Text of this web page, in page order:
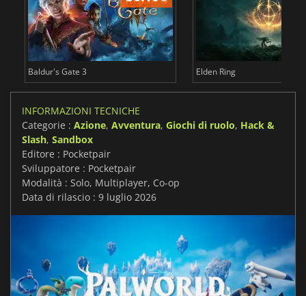
Baldur's Gate 3 Elden Ring
INFORMAZIONI TECNICHE
Categorie : Azione, Avventura, Giochi di ruolo, Hack &
Slash, Sandbox
Editore : Pocketpair
Sviluppatore : Pocketpair
Modalità : Solo, Multiplayer, Co-op
Data di rilascio : 9 luglio 2026